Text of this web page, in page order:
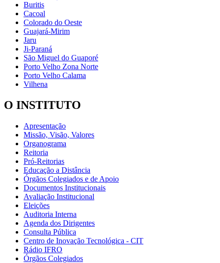
Buritis
Cacoal
Colorado do Oeste
Guajará-Mirim
Jaru
Ji-Paraná
São Miguel do Guaporé
Porto Velho Zona Norte
Porto Velho Calama
Vilhena
O INSTITUTO
Apresentação
Missão, Visão, Valores
Organograma
Reitoria
Pró-Reitorias
Educação a Distância
Órgãos Colegiados e de Apoio
Documentos Institucionais
Avaliação Institucional
Eleições
Auditoria Interna
Agenda dos Dirigentes
Consulta Pública
Centro de Inovação Tecnológica - CIT
Rádio IFRO
Órgãos Colegiados